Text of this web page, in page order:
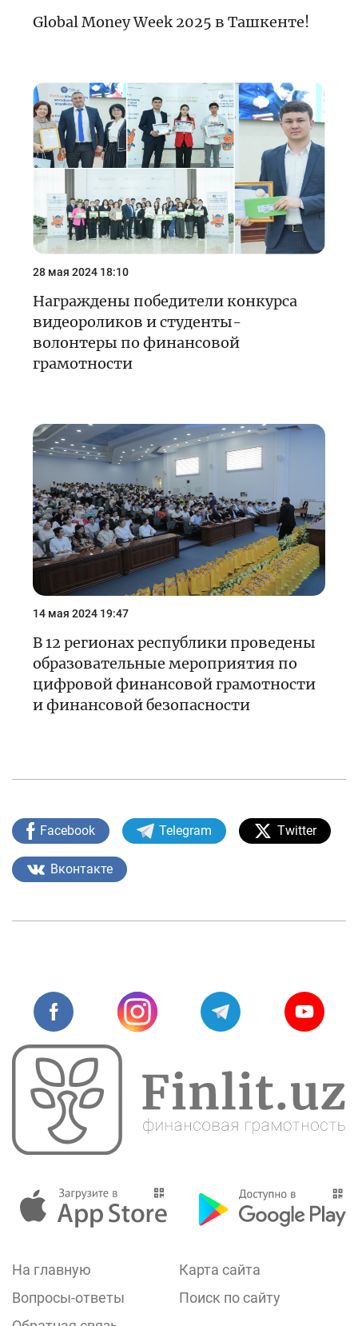
Global Money Week 2025 в Ташкенте!
28 мая 2024 18:10
Награждены победители конкурса
видеороликов и студенты-
волонтеры по финансовой
грамотности
14 мая 2024 19:47
В 12 регионах республики проведены
образовательные мероприятия по
цифровой финансовой грамотности
и финансовой безопасности
Facebook Telegram Twitter
Вконтакте
На главную
Карта сайта
Вопросы-ответы
Поиск по сайту